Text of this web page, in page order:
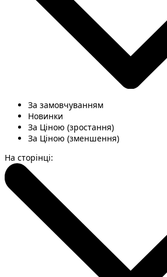
За замовчуванням
Новинки
За Ціною (зростання)
За Ціною (зменшення)
На сторінці: